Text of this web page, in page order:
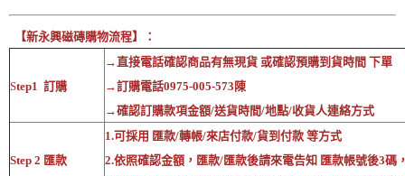
【新永興磁磚購物流程】：
Step1 訂購
→直接電話確認商品有無現貨 或確認預購到貨時間 下單
→訂購電話0975-005-573陳
→確認訂購款項金額/送貨時間/地點/收貨人連絡方式
Step 2 匯款
1.可採用 匯款/轉帳/來店付款/貨到付款 等方式
2.依照確認金額，匯款/匯款後請來電告知 匯款帳號後3碼